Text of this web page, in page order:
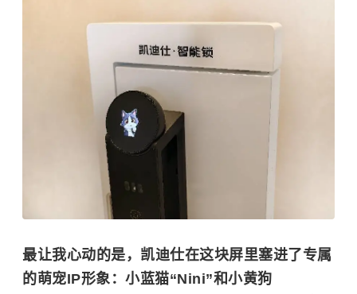
最让我心动的是，凯迪仕在这块屏里塞进了专属
的萌宠IP形象： 小蓝猫“Nini”和小黄狗